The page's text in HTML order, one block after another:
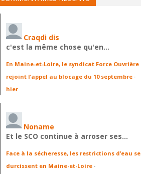
Craqdi dis
c'est la même chose qu'en…
En Maine-et-Loire, le syndicat Force Ouvrière
rejoint l’appel au blocage du 10 septembre ·
hier
Noname
Et le SCO continue à arroser ses…
Face à la sécheresse, les restrictions d’eau se
durcissent en Maine-et-Loire ·